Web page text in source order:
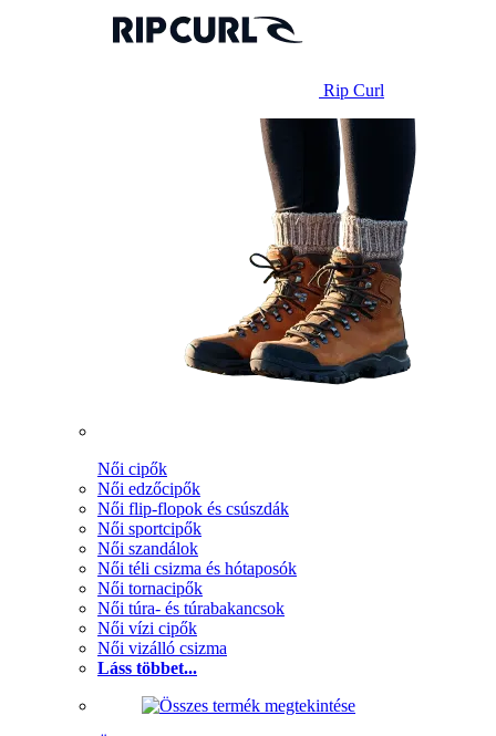
Rip Curl
Női cipők
Női edzőcipők
Női flip-flopok és csúszdák
Női sportcipők
Női szandálok
Női téli csizma és hótaposók
Női tornacipők
Női túra- és túrabakancsok
Női vízi cipők
Női vizálló csizma
Láss többet...